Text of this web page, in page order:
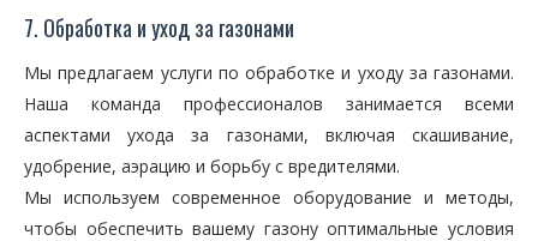
7. Обработка и уход за газонами
Мы предлагаем услуги по обработке и уходу за газонами.
Наша команда профессионалов занимается всеми
аспектами ухода за газонами, включая скашивание,
удобрение, аэрацию и борьбу с вредителями.
Мы используем современное оборудование и методы,
чтобы обеспечить вашему газону оптимальные условия